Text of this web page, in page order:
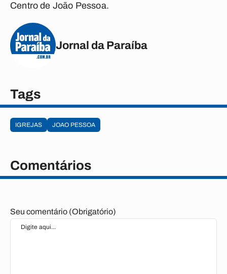
Centro de João Pessoa.
Jornal da Paraíba
Tags
IGREJAS JOAO PESSOA
Comentários
Seu comentário (Obrigatório)